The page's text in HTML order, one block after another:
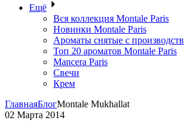
Ещё
Вся коллекция Montale Paris
Новинки Montale Paris
Ароматы cнятые с
Топ 20 ароматов Montale Paris
Mancera Paris
Свечи
Крем
ГлавнаяБлогMontale Mukhallat
02 Марта 2014